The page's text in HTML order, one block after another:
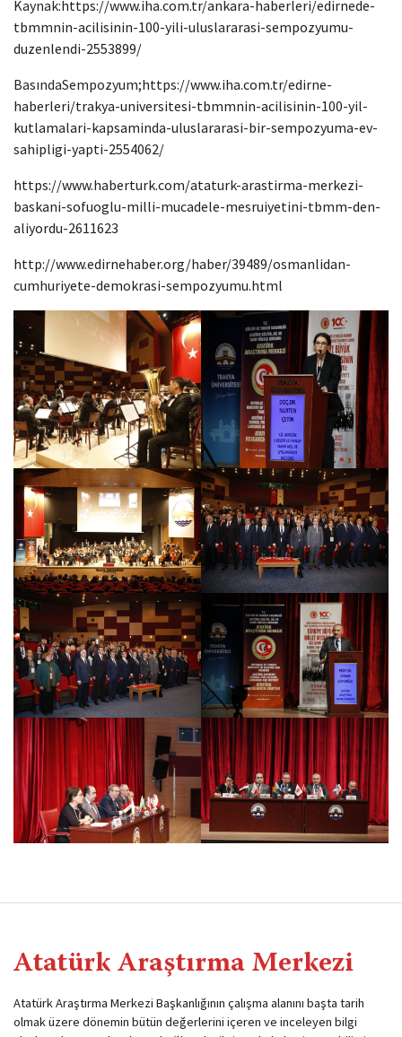
Kaynak:https://www.iha.com.tr/ankara-haberleri/edirnede-
tbmmnin-acilisinin-100-yili-uluslararasi-sempozyumu-
duzenlendi-2553899/
BasındaSempozyum;https://www.iha.com.tr/edirne-
haberleri/trakya-universitesi-tbmmnin-acilisinin-100-yil-
kutlamalari-kapsaminda-uluslararasi-bir-sempozyuma-ev-
sahipligi-yapti-2554062/
https://www.haberturk.com/ataturk-arastirma-merkezi-
baskani-sofuoglu-milli-mucadele-mesruiyetini-tbmm-den-
aliyordu-2611623
http://www.edirnehaber.org/haber/39489/osmanlidan-
cumhuriyete-demokrasi-sempozyumu.html
Atatürk Araştırma Merkezi
Atatürk Araştırma Merkezi Başkanlığının çalışma alanını başta tarih
olmak üzere dönemin bütün değerlerini içeren ve inceleyen bilgi